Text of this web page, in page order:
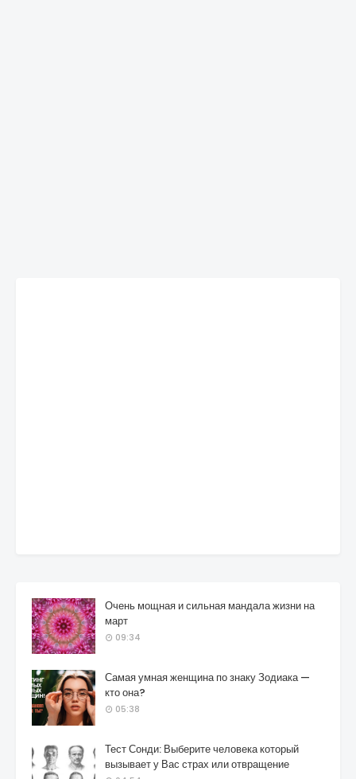
Очень мощная и сильная мандала жизни на
март
09:34
Самая умная женщина по знаку Зодиака —
кто она?
05:38
Тест Сонди: Выберите человека который
вызывает у Вас страх или отвращение